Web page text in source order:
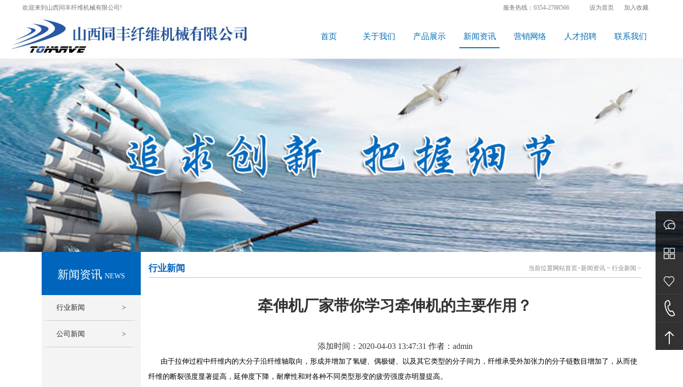
客服中
在线留
联系我
欢迎来到山西同丰纤维机械有限公司! 服务热线：0354-2788566 设为首页 加入收藏
首页 关于我们 产品展示 新闻资讯 营销网络 人才招聘 联系我们
新闻资讯 NEWS
行业新闻 >
公司新闻 >
行业新闻 当前位置 网站首页>新闻资讯 > 行业新闻 >
牵伸机厂家带你学习牵伸机的主要作用？
添加时间：2020-04-03 13:47:31 作者：admin
由于拉伸过程中纤维内的大分子沿纤维轴取向，形成并增加了氢键、偶极键、以及其它类型的分子间力，纤维承受外加张力的分子链数目增加了，从而使
纤维的断裂强度显著提高，延伸度下降，耐摩性和对各种不同类型形变的疲劳强度亦明显提高。